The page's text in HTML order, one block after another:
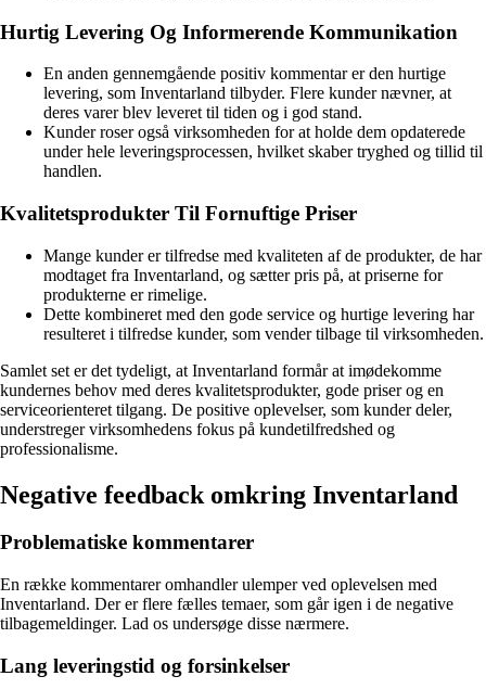
Hurtig Levering Og Informerende Kommunikation
En anden gennemgående positiv kommentar er den hurtige
levering, som Inventarland tilbyder. Flere kunder nævner, at
deres varer blev leveret til tiden og i god stand.
Kunder roser også virksomheden for at holde dem opdaterede
under hele leveringsprocessen, hvilket skaber tryghed og tillid til
handlen.
Kvalitetsprodukter Til Fornuftige Priser
Mange kunder er tilfredse med kvaliteten af de produkter, de har
modtaget fra Inventarland, og sætter pris på, at priserne for
produkterne er rimelige.
Dette kombineret med den gode service og hurtige levering har
resulteret i tilfredse kunder, som vender tilbage til virksomheden.
Samlet set er det tydeligt, at Inventarland formår at imødekomme
kundernes behov med deres kvalitetsprodukter, gode priser og en
serviceorienteret tilgang. De positive oplevelser, som kunder deler,
understreger virksomhedens fokus på kundetilfredshed og
professionalisme.
Negative feedback omkring Inventarland
Problematiske kommentarer
En række kommentarer omhandler ulemper ved oplevelsen med
Inventarland. Der er flere fælles temaer, som går igen i de negative
tilbagemeldinger. Lad os undersøge disse nærmere.
Lang leveringstid og forsinkelser